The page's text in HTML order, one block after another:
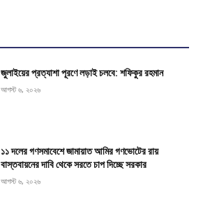
জুলাইয়ের প্রত্যাশা পূরণে লড়াই চলবে: শফিকুর রহমান
আগস্ট ৬, ২০২৬
১১ দলের গণসমাবেশে জামায়াত আমির গণভোটের রায়
বাস্তবায়নের দাবি থেকে সরতে চাপ দিচ্ছে সরকার
আগস্ট ৬, ২০২৬